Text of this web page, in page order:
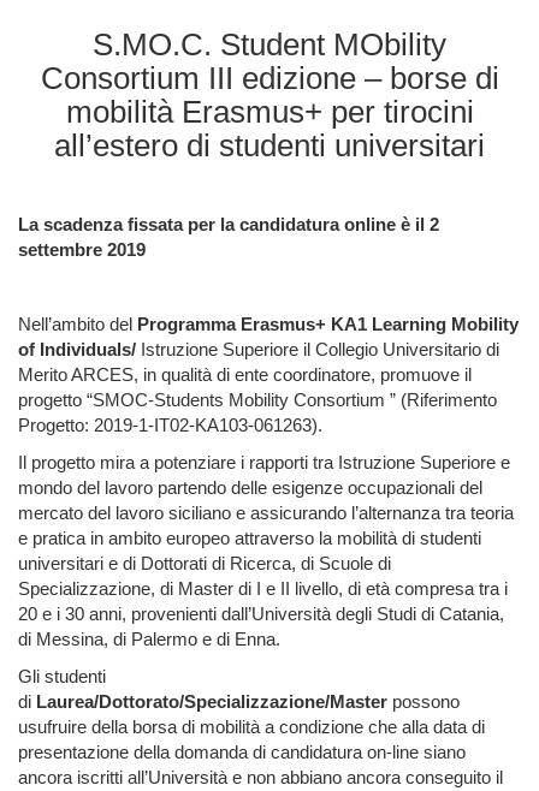
S.MO.C. Student MObility
Consortium III edizione – borse di
mobilità Erasmus+ per tirocini
all’estero di studenti universitari
La scadenza fissata per la candidatura online è il 2
settembre 2019
Nell’ambito del Programma Erasmus+ KA1 Learning Mobility
of Individuals/ Istruzione Superiore il Collegio Universitario di
Merito ARCES, in qualità di ente coordinatore, promuove il
progetto “SMOC-Students Mobility Consortium ” (Riferimento
Progetto: 2019-1-IT02-KA103-061263).
Il progetto mira a potenziare i rapporti tra Istruzione Superiore e
mondo del lavoro partendo delle esigenze occupazionali del
mercato del lavoro siciliano e assicurando l’alternanza tra teoria
e pratica in ambito europeo attraverso la mobilità di studenti
universitari e di Dottorati di Ricerca, di Scuole di
Specializzazione, di Master di I e II livello, di età compresa tra i
20 e i 30 anni, provenienti dall’Università degli Studi di Catania,
di Messina, di Palermo e di Enna.
Gli studenti
di Laurea/Dottorato/Specializzazione/Master possono
usufruire della borsa di mobilità a condizione che alla data di
presentazione della domanda di candidatura on-line siano
ancora iscritti all’Università e non abbiano ancora conseguito il